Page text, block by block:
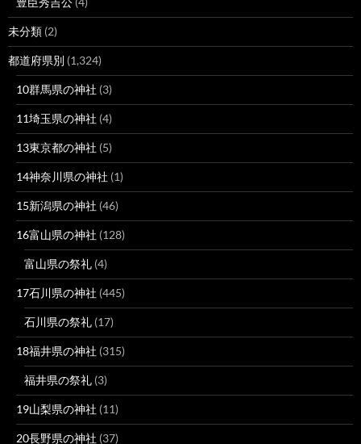
未分類 (2)
都道府県別 (1,324)
10群馬県の神社 (3)
11埼玉県の神社 (4)
13東京都の神社 (5)
14神奈川県の神社 (1)
15新潟県の神社 (46)
16富山県の神社 (128)
富山県の祭礼 (4)
17石川県の神社 (445)
石川県の祭礼 (17)
18福井県の神社 (315)
福井県の祭礼 (3)
19山梨県の神社 (11)
20長野県の神社 (37)